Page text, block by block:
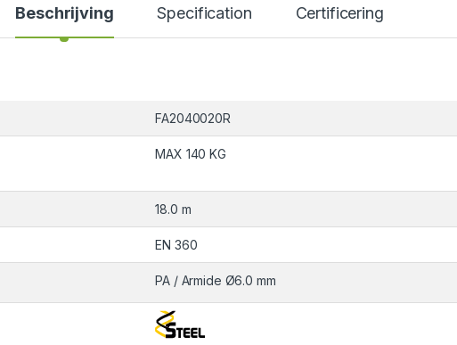
Beschrijving Specification Certificering
FA2040020R
MAX 140 KG
18.0 m
EN 360
PA / Armide Ø6.0 mm